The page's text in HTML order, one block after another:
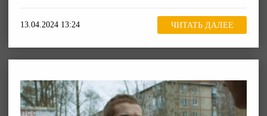
13.04.2024 13:24 ЧИТАТЬ ДАЛЕЕ